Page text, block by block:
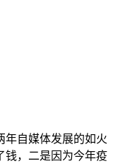
年自媒体发展的如火
钱，二是因为今年疫